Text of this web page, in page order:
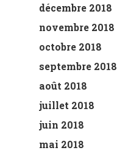
décembre 2018
novembre 2018
octobre 2018
septembre 2018
août 2018
juillet 2018
juin 2018
mai 2018